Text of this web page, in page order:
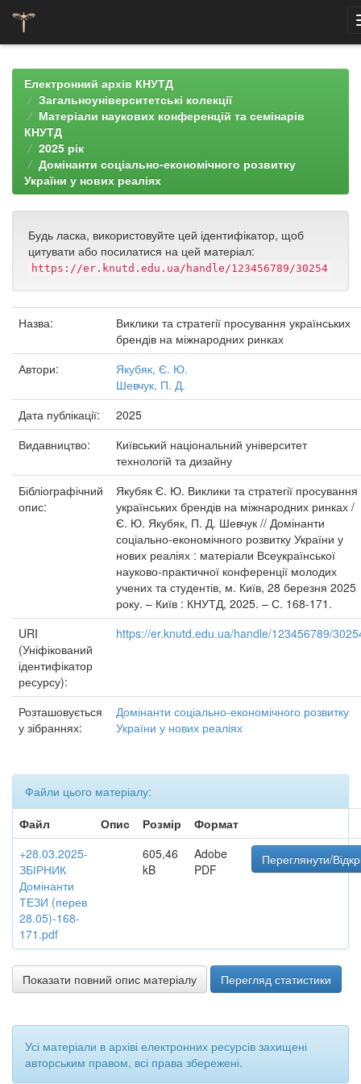
navigationЕлектронний архів КНУТД
Загальноуніверситетські колекції
Матеріали наукових конференцій та семінарів
КНУТД
2025 рік
Домінанти соціально-економічного розвитку
України у нових реаліях
Будь ласка, використовуйте цей ідентифікатор, щоб
цитувати або посилатися на цей матеріал:
https://er.knutd.edu.ua/handle/123456789/30254
Назва:
Виклики та стратегії просування українських
брендів на міжнародних ринках
Автори:
Якубяк, Є. Ю.
Шевчук, П. Д.
Дата публікації:
2025
Видавництво:
Київський національний університет
технологій та дизайну
Бібліографічний
опис:
Якубяк Є. Ю. Виклики та стратегії просування
українських брендів на міжнародних ринках /
Є. Ю. Якубяк, П. Д. Шевчук // Домінанти
соціально-економічного розвитку України у
нових реаліях : матеріали Всеукраїнської
науково-практичної конференції молодих
учених та студентів, м. Київ, 28 березня 2025
року. – Київ : КНУТД, 2025. – С. 168-171.
URI
(Уніфікований
ідентифікатор
ресурсу):
https://er.knutd.edu.ua/handle/123456789/
Розташовується
у зібраннях:
Домінанти соціально-економічного розвитку
України у нових реаліях
Файли цього матеріалу:
Файл
Опис Розмір
Формат
+28.03.2025-
ЗБІРНИК
Домінанти
ТЕЗИ (перев
28.05)-168-
171.pdf
605,46
kB
Adobe
PDF
Переглянути/
Показати повний опис матеріалу Перегляд статистики
Усі матеріали в архіві електронних ресурсів захищені
авторським правом, всі права збережені.